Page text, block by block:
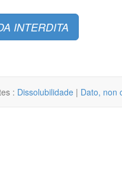
INTERDITA
: Dissolubilidade | Dato, non